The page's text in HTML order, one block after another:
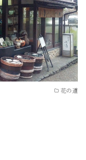
花の道